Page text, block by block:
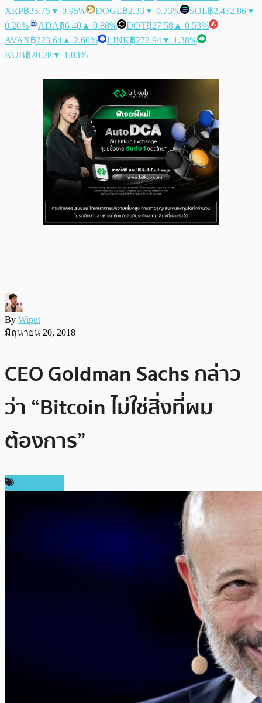
XRP฿35.75▼ 0.95% DOGE฿2.33▼ 0.73% SOL฿2,452.86▼
0.20%
ADA฿6.40 ▲ 0.88% DOT฿27.58 ▲ 0.53%
AVAX฿223.64 ▲ 2.60% LINK฿272.94▼ 1.38%
KUB฿20.28▼ 1.03%
By Wiput
มิถุนายน 20, 2018
CEO Goldman Sachs กล่าว
ว่า “Bitcoin ไม่ใช่สิ่งที่ผม
ต้องการ”